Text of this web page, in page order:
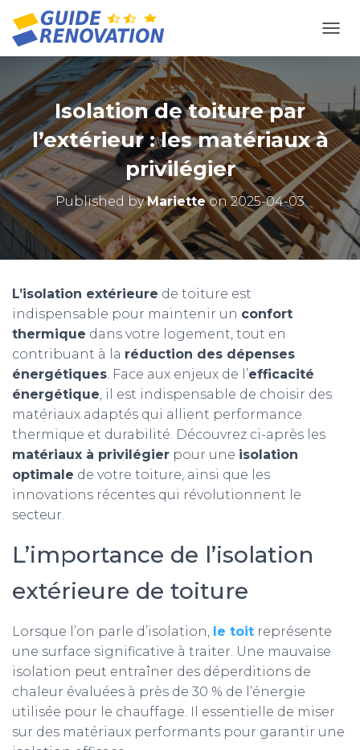
Isolation de toiture par
l’extérieur : les matériaux à
privilégier
Published byMarietteon2025-04-03
L’isolation extérieure de toiture est
indispensable pour maintenir un confort
thermique dans votre logement, tout en
contribuant à la réduction des dépenses
énergétiques. Face aux enjeux de l’efficacité
énergétique, il est indispensable de choisir des
matériaux adaptés qui allient performance
thermique et durabilité. Découvrez ci-après les
matériaux à privilégier pour une isolation
optimale de votre toiture, ainsi que les
innovations récentes qui révolutionnent le
secteur.
L’importance de l’isolation
extérieure de toiture
Lorsque l’on parle d’isolation, le toit représente
une surface significative à traiter. Une mauvaise
isolation peut entraîner des déperditions de
chaleur évaluées à près de 30 % de l’énergie
utilisée pour le chauffage. Il essentielle de miser
sur des matériaux performants pour garantir une